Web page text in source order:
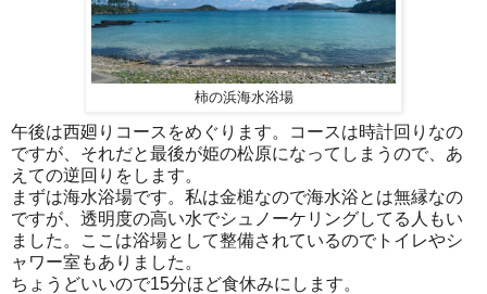
柿の浜海水浴場
午後は西廻りコースをめぐります。コースは時計回りなの
ですが、それだと最後が姫の松原になってしまうので、あ
えての逆回りをします。
まずは海水浴場です。私は金槌なので海水浴とは無縁なの
ですが、透明度の高い水でシュノーケリングしてる人もい
ました。ここは浴場として整備されているのでトイレやシ
ャワー室もありました。
ちょうどいいので15分ほど食休みにします。